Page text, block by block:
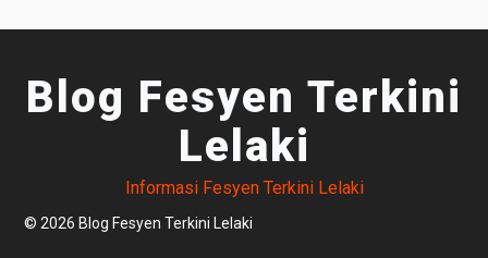
Blog Fesyen Terkini
Lelaki
Informasi Fesyen Terkini Lelaki
© 2026 Blog Fesyen Terkini Lelaki